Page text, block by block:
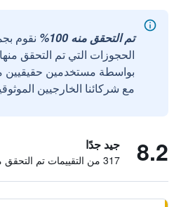
تم التحقق منه 100%
نقوم
الحجوزات التي تم التحقق
مع شركائنا الخارجيين
8.2 جيد جدًا
317 من التقييمات تم التحقق منها